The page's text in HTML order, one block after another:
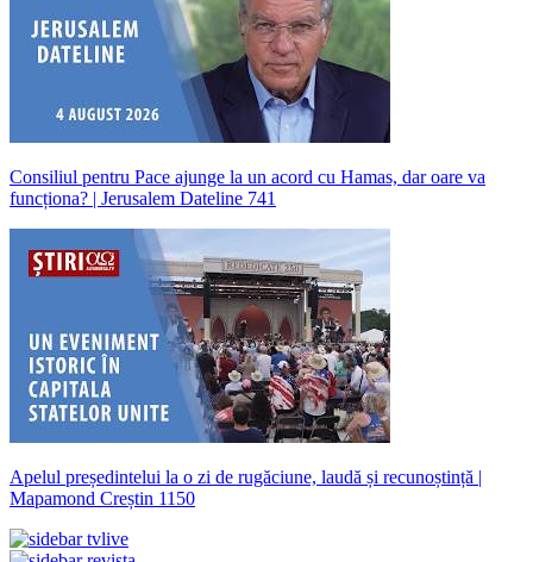
Consiliul pentru Pace ajunge la un acord cu Hamas, dar oare va
funcționa? | Jerusalem Dateline 741
Apelul președintelui la o zi de rugăciune, laudă și recunoștință |
Mapamond Creștin 1150